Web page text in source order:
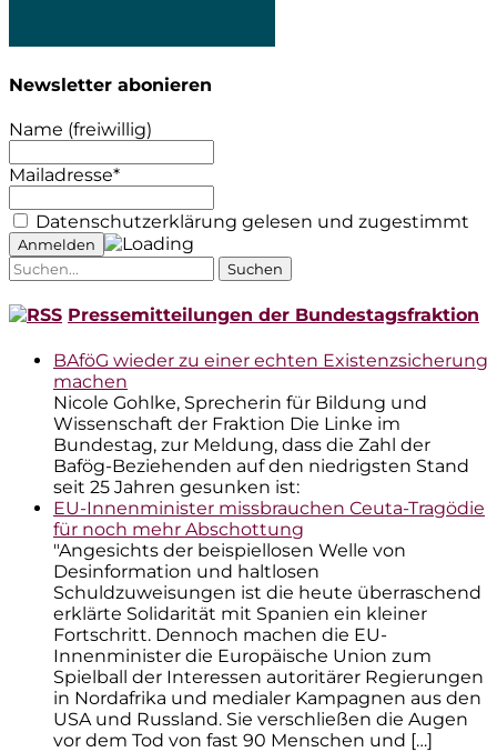
Newsletter abonieren
Name (freiwillig)
Mailadresse*
Datenschutzerklärung gelesen und zugestimmt
Suche
nach:
Pressemitteilungen der Bundestagsfraktion
BAföG wieder zu einer echten Existenzsicherung
machen
Nicole Gohlke, Sprecherin für Bildung und
Wissenschaft der Fraktion Die Linke im
Bundestag, zur Meldung, dass die Zahl der
Bafög-Beziehenden auf den niedrigsten Stand
seit 25 Jahren gesunken ist:
EU-Innenminister missbrauchen Ceuta-Tragödie
für noch mehr Abschottung
"Angesichts der beispiellosen Welle von
Desinformation und haltlosen
Schuldzuweisungen ist die heute überraschend
erklärte Solidarität mit Spanien ein kleiner
Fortschritt. Dennoch machen die EU-
Innenminister die Europäische Union zum
Spielball der Interessen autoritärer Regierungen
in Nordafrika und medialer Kampagnen aus den
USA und Russland. Sie verschließen die Augen
vor dem Tod von fast 90 Menschen und […]